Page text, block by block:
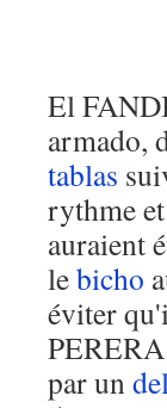
El
armado,
tablas
rythme et
auraient
lebicho
éviter
par un